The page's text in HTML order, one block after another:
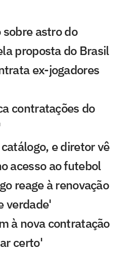
astro do
proposta do Brasil
ex-jogadores
contratações do
e diretor vê
acesso ao futebol
reage à renovação
verdade'
à nova contratação
certo'